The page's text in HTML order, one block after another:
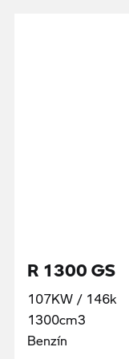
R 1300 GS
107KW / 146k
1300cm3
Benzín